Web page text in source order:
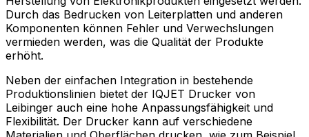
Durch das Bedrucken von Leiterplatten und anderen
Komponenten können Fehler und Verwechslungen
vermieden werden, was die Qualität der Produkte
erhöht.
Neben der einfachen Integration in bestehende
Produktionslinien bietet der IQJET Drucker von
Leibinger auch eine hohe Anpassungsfähigkeit und
Flexibilität. Der Drucker kann auf verschiedene